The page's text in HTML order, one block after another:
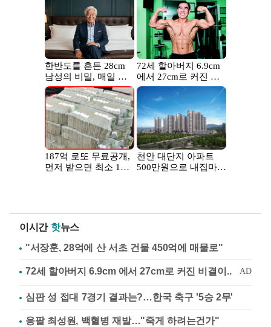
이시간 핫뉴스
"서장훈, 28억에 산 서초 건물 450억에 매물로"
심판 성 접대 7경기 결과는?…한국 축구 '5승 2무'
응팔 최성원, 백혈병 재발…"죽게 하려는건가"